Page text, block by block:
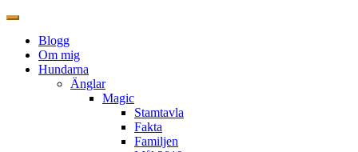
Blogg
Om mig
Hundarna
Änglar
Magic
Stamtavla
Fakta
Familjen